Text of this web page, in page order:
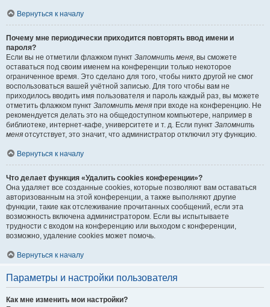
Вернуться к началу
Почему мне периодически приходится повторять ввод имени и
пароля?
Если вы не отметили флажком пункт Запомнить меня, вы сможете
оставаться под своим именем на конференции только некоторое
ограниченное время. Это сделано для того, чтобы никто другой не смог
воспользоваться вашей учётной записью. Для того чтобы вам не
приходилось вводить имя пользователя и пароль каждый раз, вы можете
отметить флажком пункт Запомнить меня при входе на конференцию. Не
рекомендуется делать это на общедоступном компьютере, например в
библиотеке, интернет-кафе, университете и т. д. Если пункт Запомнить
меня отсутствует, это значит, что администратор отключил эту функцию.
Вернуться к началу
Что делает функция «Удалить cookies конференции»?
Она удаляет все созданные cookies, которые позволяют вам оставаться
авторизованным на этой конференции, а также выполняют другие
функции, такие как отслеживание прочитанных сообщений, если эта
возможность включена администратором. Если вы испытываете
трудности с входом на конференцию или выходом с конференции,
возможно, удаление cookies может помочь.
Вернуться к началу
Параметры и настройки пользователя
Как мне изменить мои настройки?